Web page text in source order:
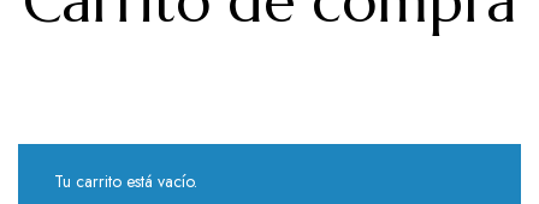
Tu carrito está vacío.